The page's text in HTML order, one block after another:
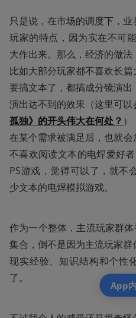
只是说，在市场的调度下，
玩家的特点，因为实在不可
大作出来。那么，经济的做
比如大部分玩家都不喜欢长
要搞文本了，都搞成分镜演
演出达不到的效果（这里可以
孤独》的开头伟大在何处？ ）
在某个需求被满足后，也就
不喜欢阅读文本的电焊爱好
PS游戏，觉得可以了，就不
少文本的电焊模拟游戏。
作为一个整体，主流玩家群
集合，倒不是因为主流玩家
现实经验、知识结构和个性
了。
App